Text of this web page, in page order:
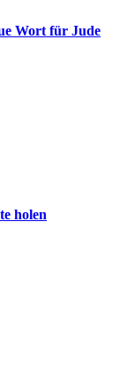
Wort für Jude
holen